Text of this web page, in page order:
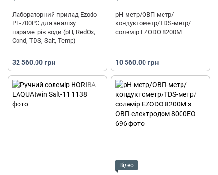
Лабораторний прилад Ezodo
PL-700PC для аналізу
параметрів води (рН, RedOx,
Cond, TDS, Salt, Temp)
32 560.00 грн
pH-метр/ОВП-метр/
кондуктометр/TDS-метр/
солемір EZODO 8200M
10 560.00 грн
Відео